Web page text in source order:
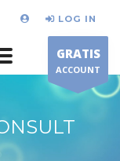
LOG IN
GRATIS
ACCOUNT